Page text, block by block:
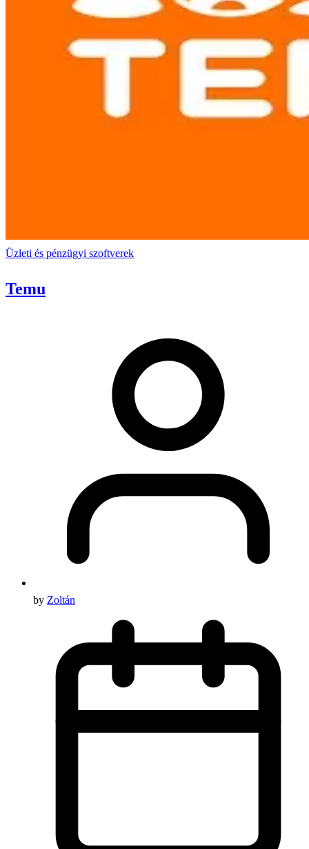
Üzleti és pénzügyi szoftverek
Temu
by Zoltán